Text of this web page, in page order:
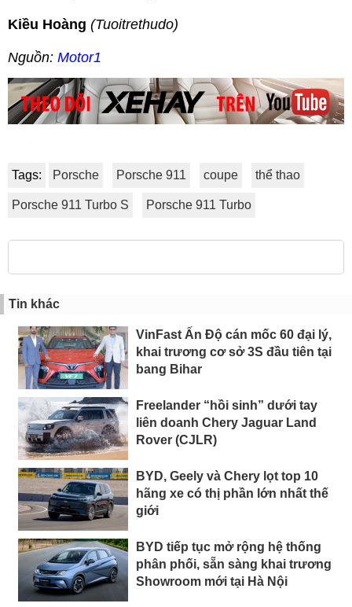
Kiều Hoàng (Tuoitrethudo)
Nguồn: Motor1
Tags: Porsche Porsche 911 coupe thể thao
Porsche 911 Turbo S Porsche 911 Turbo
Tin khác
VinFast Ấn Độ cán mốc 60 đại lý,
khai trương cơ sở 3S đầu tiên tại
bang Bihar
Freelander “hồi sinh” dưới tay
liên doanh Chery Jaguar Land
Rover (CJLR)
BYD, Geely và Chery lọt top 10
hãng xe có thị phần lớn nhất thế
giới
BYD tiếp tục mở rộng hệ thống
phân phối, sẵn sàng khai trương
Showroom mới tại Hà Nội